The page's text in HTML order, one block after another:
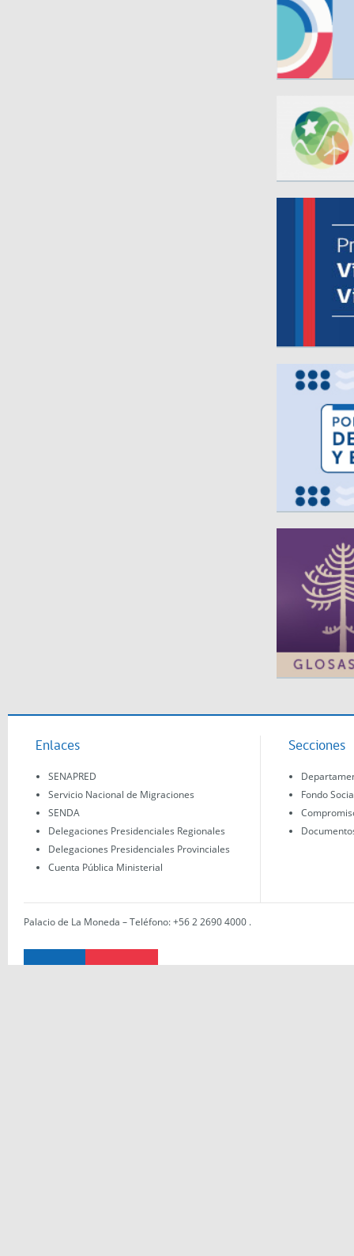
Enlaces
SENAPRED
Servicio Nacional de Migraciones
SENDA
Delegaciones Presidenciales Regionales
Delegaciones Presidenciales Provinciales
Cuenta Pública Ministerial
Secciones
Fondo
Palacio de La Moneda – Teléfono: +56 2 2690 4000 .